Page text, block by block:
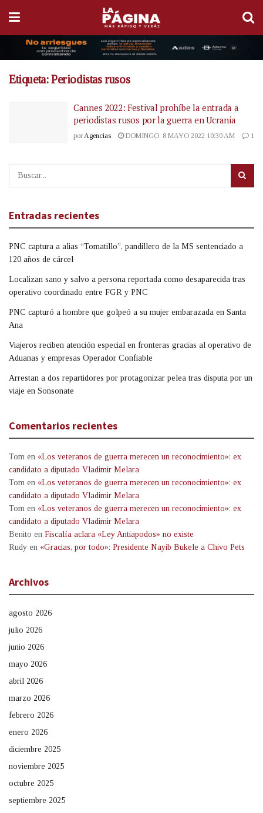
Etiqueta:Periodistas rusos
Cannes 2022: Festival prohíbe la entrada a
periodistas rusos por la guerra en Ucrania
por Agencias DOMINGO, 8 MAYO 2022 10:30 AM 1
Entradas recientes
PNC captura a alias “Tomatillo”, pandillero de la MS sentenciado a
120 años de cárcel
Localizan sano y salvo a persona reportada como desaparecida tras
operativo coordinado entre FGR y PNC
PNC capturó a hombre que golpeó a su mujer embarazada en Santa
Ana
Viajeros reciben atención especial en fronteras gracias al operativo de
Aduanas y empresas Operador Confiable
Arrestan a dos repartidores por protagonizar pelea tras disputa por un
viaje en Sonsonate
Comentarios recientes
Tom en «Los veteranos de guerra merecen un reconocimiento»: ex
candidato a diputado Vladimir Melara
Tom en «Los veteranos de guerra merecen un reconocimiento»: ex
candidato a diputado Vladimir Melara
Tom en «Los veteranos de guerra merecen un reconocimiento»: ex
candidato a diputado Vladimir Melara
Benito en Fiscalía aclara «Ley Antiapodos» no existe
Rudy en «Gracias, por todo»: Presidente Nayib Bukele a Chivo Pets
Archivos
agosto 2026
julio 2026
junio 2026
mayo 2026
abril 2026
marzo 2026
febrero 2026
enero 2026
diciembre 2025
noviembre 2025
octubre 2025
septiembre 2025